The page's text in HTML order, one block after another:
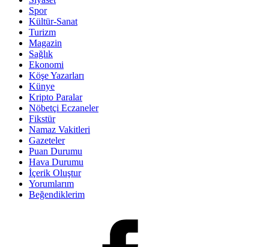
Spor
Kültür-Sanat
Turizm
Magazin
Sağlık
Ekonomi
Köşe Yazarları
Künye
Kripto Paralar
Nöbetçi Eczaneler
Fikstür
Namaz Vakitleri
Gazeteler
Puan Durumu
Hava Durumu
İçerik Oluştur
Yorumlarım
Beğendiklerim